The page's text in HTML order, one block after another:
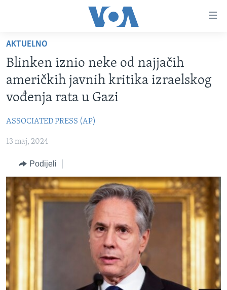
glavni
sadržaj
na
glavnu
Idi
na
pretragu
TV PROGRAM
FOTOGRAFIJE DANA
SJEDINJENE AMERIČKE DRŽAVE
BOSNA I HERCEGOVINA
SVIJET
NAUKA I TEHNOLOGIJA
SPECIJALNI PROJEKTI
KORUPCIJA
SLOBODA MEDIJA
ŽENSKA STRANA
IZBJEGLIČKA STRANA
MAGAZIN
O GLASU AMERIKE
AKTUELNO
Blinken iznio neke od najjačih
američkih javnih kritika izraelskog
vođenja rata u Gazi
ASSOCIATED PRESS (AP)
13 maj, 2024
Podijeli